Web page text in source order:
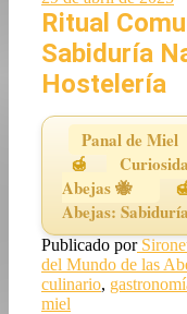
Ritual
Sabiduría
Hostelería
Panal de Miel
Abejas 🐝
Abejas:
Publicado por
del Mundo de las
culinario,
miel